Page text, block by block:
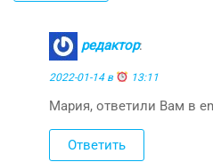
редактор:
2022-01-14 в 13:11
Мария, ответили Вам в
Ответить